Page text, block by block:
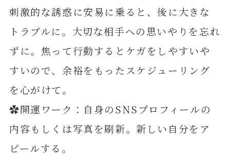
刺激的な誘惑に安易に乗ると、後に大きな
トラブルに。大切な相手への思いやりを忘れ
ずに。焦って行動するとケガをしやすいや
すいので、余裕をもったスケジューリング
を心がけて。
✿開運ワーク：自身のSNSプロフィールの
内容もしくは写真を刷新。新しい自分をア
ピールする。